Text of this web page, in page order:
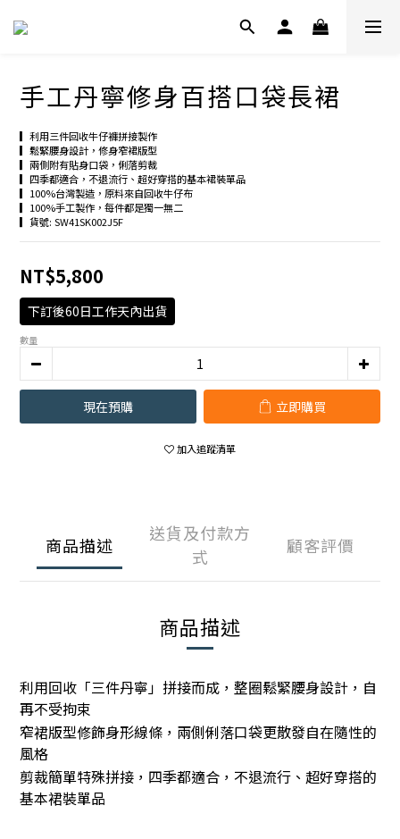
手工丹寧修身百搭口袋長裙
▎利用三件回收牛仔褲拼接製作
▎鬆緊腰身設計，修身窄裙版型
▎兩側附有貼身口袋，俐落剪裁
▎四季都適合，不退流行、超好穿搭的基本裙裝單品
▎100%台灣製造，原料來自回收牛仔布
▎100%手工製作，每件都是獨一無二
▎貨號: SW41SK002J5F
NT$5,800
下訂後60日工作天內出貨
數量
現在預購 立即購買
加入追蹤清單
商品描述
送貨及付款方
式
顧客評價
商品描述
利用回收「三件丹寧」拼接而成，整圈鬆緊腰身設計，自
再不受拘束
窄裙版型修飾身形線條，兩側俐落口袋更散發自在隨性的
風格
剪裁簡單特殊拼接，四季都適合，不退流行、超好穿搭的
基本裙裝單品